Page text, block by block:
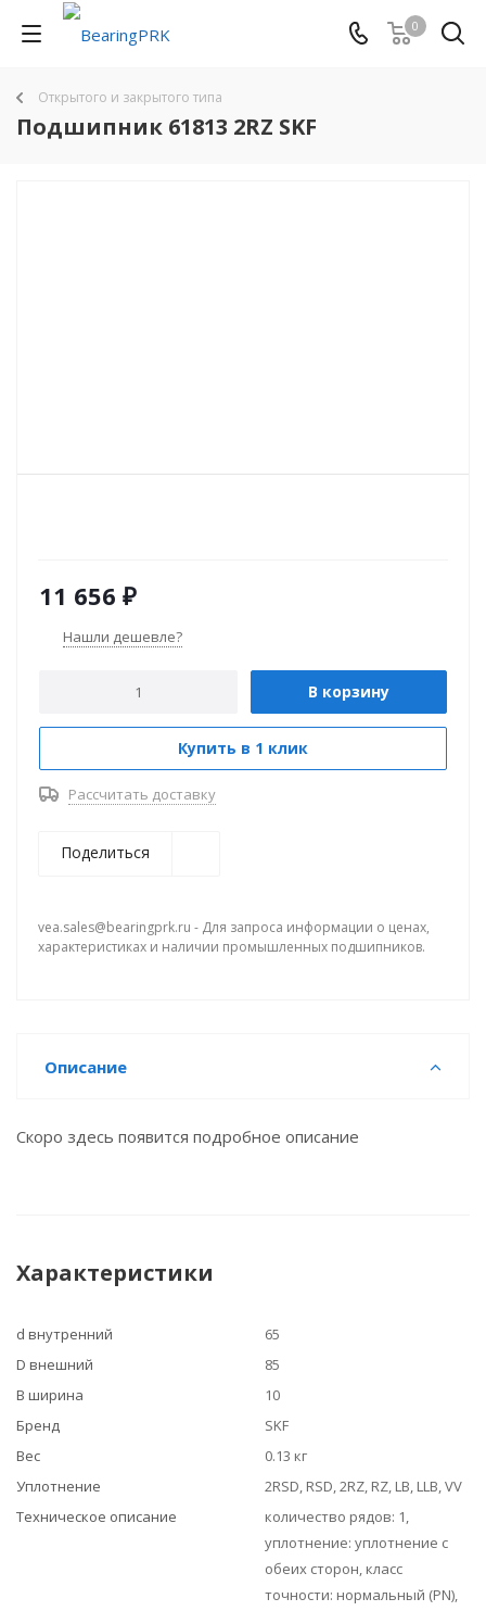
0
Открытого и закрытого типа
Подшипник 61813 2RZ SKF
11 656 ₽
Нашли дешевле?
В корзину
Купить в 1 клик
Рассчитать доставку
Поделиться
vea.sales@bearingprk.ru - Для запроса информации о ценах,
характеристиках и наличии промышленных подшипников.
Описание
Скоро здесь появится подробное описание
Характеристики
d внутренний
65
D внешний
85
B ширина
10
Бренд
SKF
Вес
0.13 кг
Уплотнение
2RSD, RSD, 2RZ, RZ, LB, LLB, VV
Техническое описание
количество рядов: 1,
уплотнение: уплотнение с
обеих сторон, класс
точности: нормальный (PN),